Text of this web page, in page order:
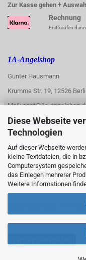
Diese Webseite
Technologien
Auf dieser Webseite
kleine Textdateien, die in
Computersystem
das Einlegen mehrerer
Weitere Informationen
Zur Kasse gehen + Auswahl
Rechnung
Erst kaufen
1A-Angelshop
Gunter Hausmann
Krumme Str. 19, 12526
Mail: post@1a-
1A-Angelshop-
Ladengeschäft: :
Regattastr. 66
12527 Berlin
Tel.: 030/67890006
Mobil/WhatsApp: 0176